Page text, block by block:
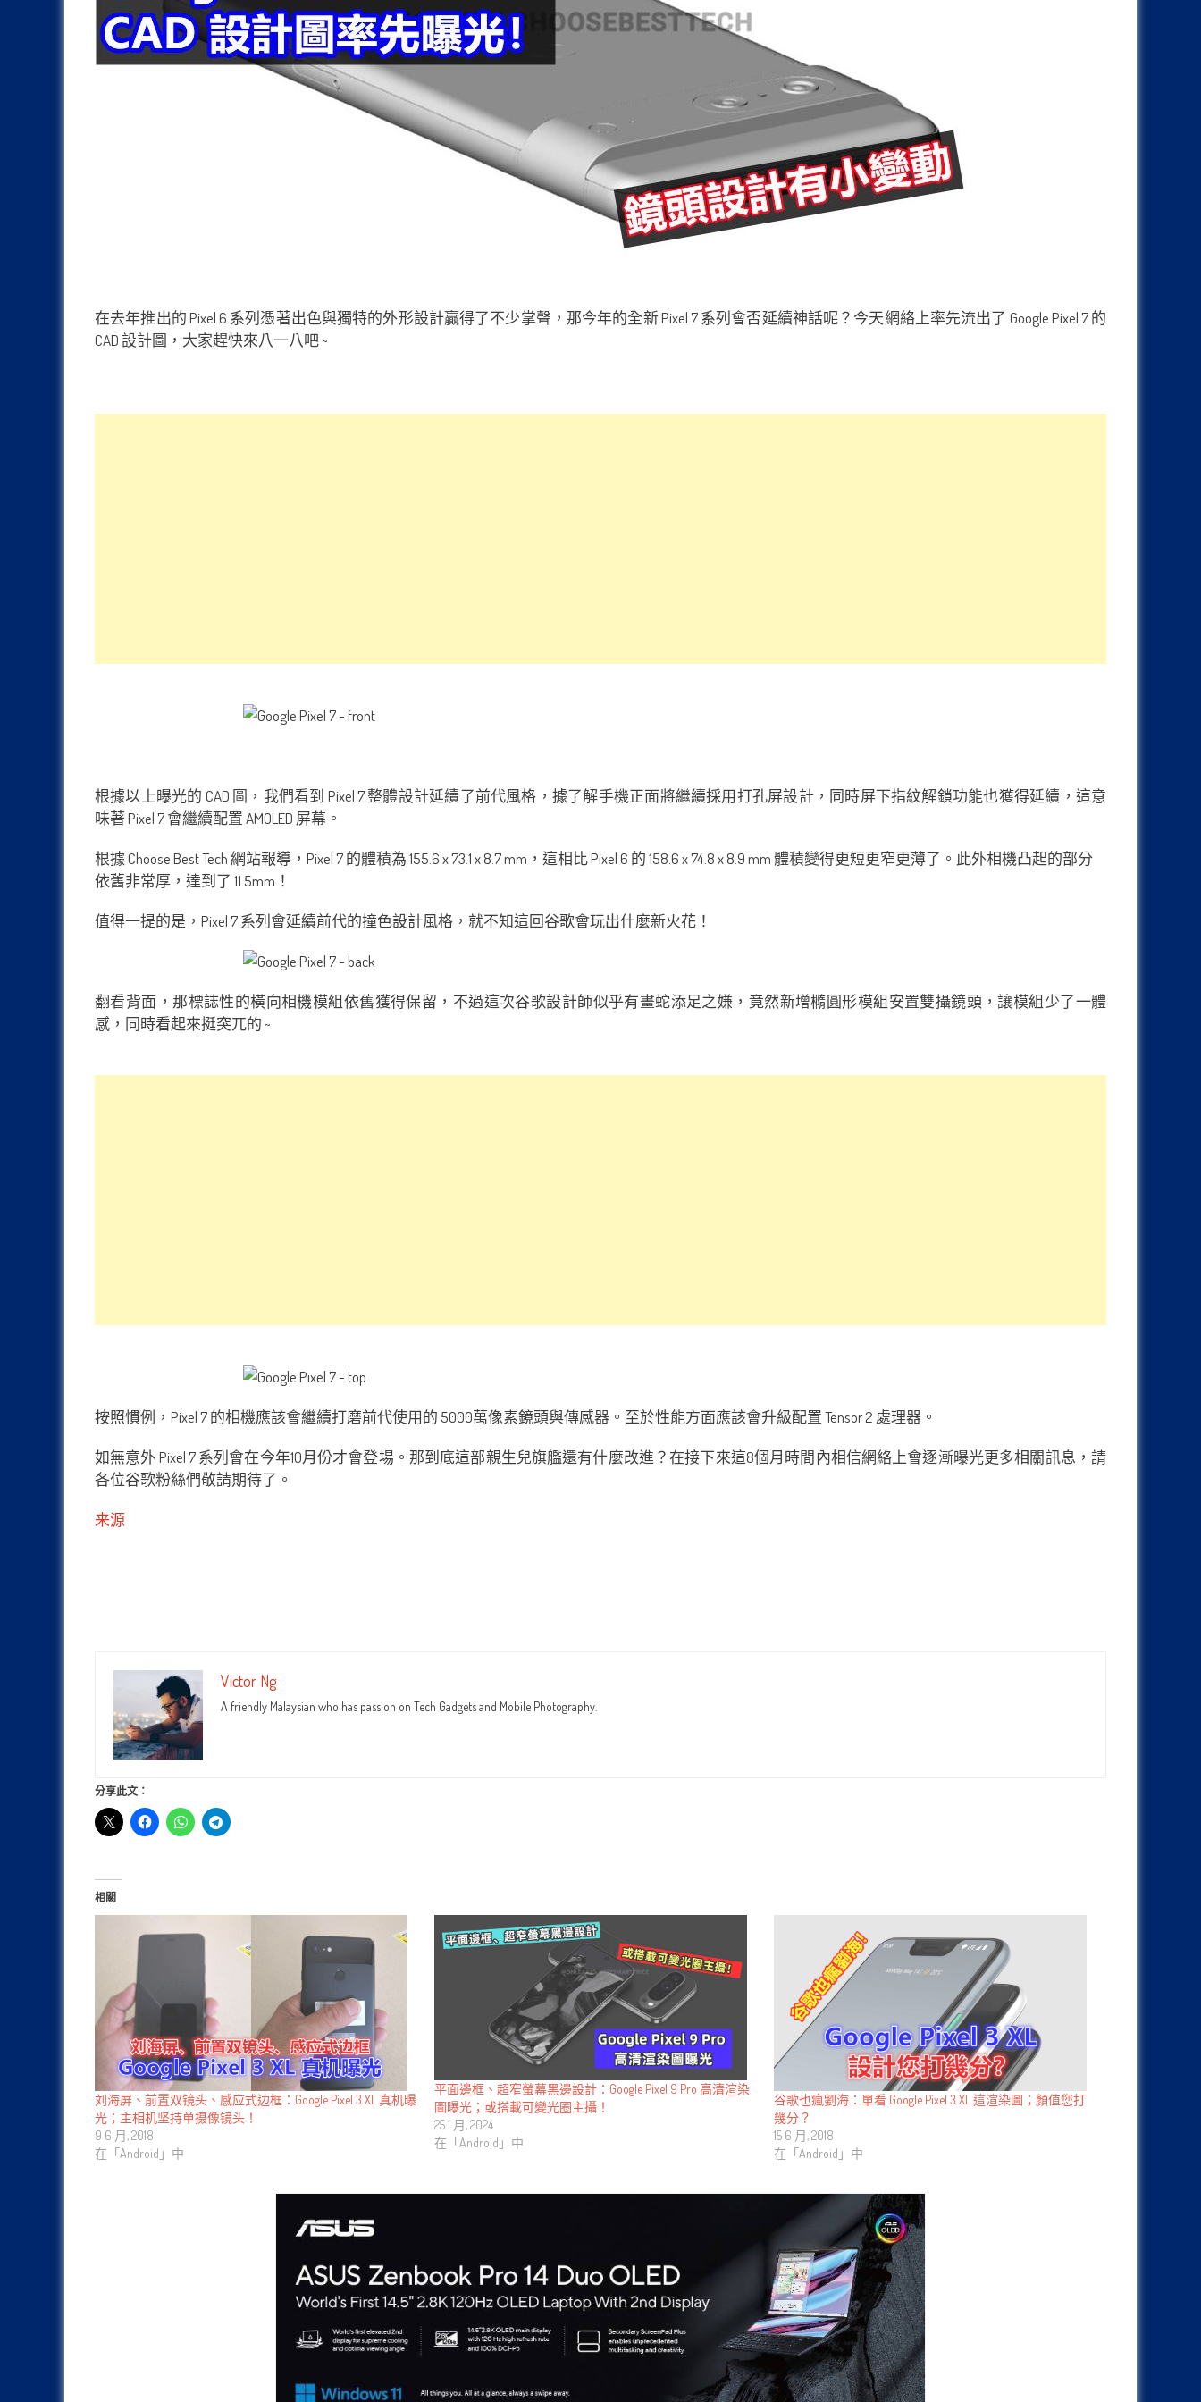
在去年推出的 Pixel 6 系列憑著出色與獨特的外形設計贏得了不少掌聲，那今年的全新 Pixel 7 系列會否延續神話呢？今天網絡上率先流出了 Google Pixel 7 的
CAD 設計圖，大家趕快來八一八吧 ~
根據以上曝光的 CAD 圖，我們看到 Pixel 7 整體設計延續了前代風格，據了解手機正面將繼續採用打孔屏設計，同時屏下指紋解鎖功能也獲得延續，這意
味著 Pixel 7 會繼續配置 AMOLED 屏幕。
根據 Choose Best Tech 網站報導，Pixel 7 的體積為 155.6 x 73.1 x 8.7 mm，這相比 Pixel 6 的 158.6 x 74.8 x 8.9 mm 體積變得更短更窄更薄了。此外相機凸起的部分
依舊非常厚，達到了 11.5mm！
值得一提的是，Pixel 7 系列會延續前代的撞色設計風格，就不知這回谷歌會玩出什麼新火花！
翻看背面，那標誌性的橫向相機模組依舊獲得保留，不過這次谷歌設計師似乎有畫蛇添足之嫌，竟然新增橢圓形模組安置雙攝鏡頭，讓模組少了一體
感，同時看起來挺突兀的 ~
按照慣例，Pixel 7 的相機應該會繼續打磨前代使用的 5000萬像素鏡頭與傳感器。至於性能方面應該會升級配置 Tensor 2 處理器。
如無意外 Pixel 7 系列會在今年10月份才會登場。那到底這部親生兒旗艦還有什麼改進？在接下來這8個月時間內相信網絡上會逐漸曝光更多相關訊息，請
各位谷歌粉絲們敬請期待了。
来源
Victor Ng
A friendly Malaysian who has passion on Tech Gadgets and Mobile Photography.
分享此文：
相關
刘海屏、前置双镜头、感应式边框：Google Pixel 3 XL 真机曝
光；主相机坚持单摄像镜头！
9 6 月, 2018
在「Android」中
平面邊框、超窄螢幕黑邊設計：Google Pixel 9 Pro 高清渲染
圖曝光；或搭載可變光圈主攝！
25 1 月, 2024
在「Android」中
谷歌也瘋劉海：單看 Google Pixel 3 XL 這渲染圖；顏值您打
幾分？
15 6 月, 2018
在「Android」中